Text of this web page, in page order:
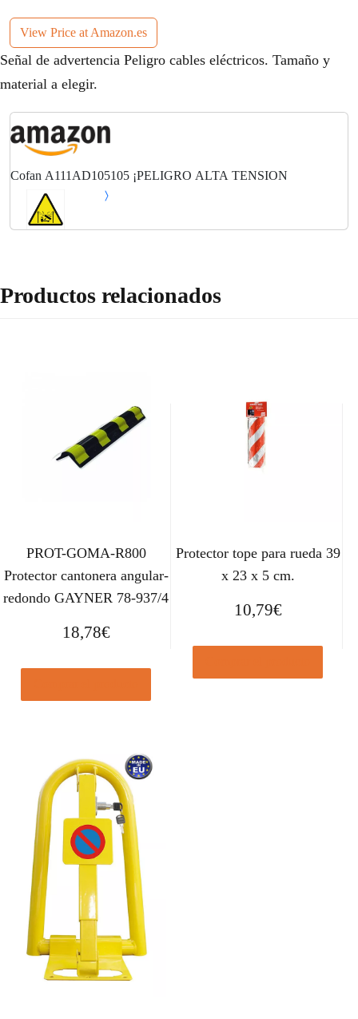
View Price at Amazon.es
Señal de advertencia Peligro cables eléctricos. Tamaño y
material a elegir.
Cofan A111AD105105 ¡PELIGRO ALTA TENSION
Productos relacionados
PROT-GOMA-R800
Protector cantonera angular-
redondo GAYNER 78-937/4
18,78€
Protector tope para rueda 39
x 23 x 5 cm.
10,79€